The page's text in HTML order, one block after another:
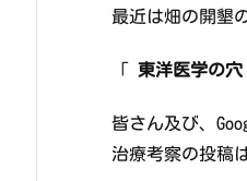
最近は畑の開墾
東洋医学の穴
皆さん及び、
治療考察の投稿